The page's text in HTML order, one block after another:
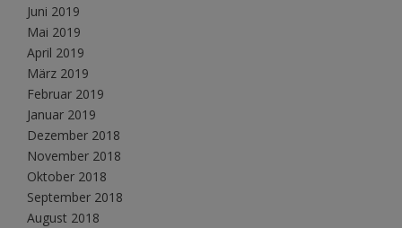
Juni 2019
Mai 2019
April 2019
März 2019
Februar 2019
Januar 2019
Dezember 2018
November 2018
Oktober 2018
September 2018
August 2018